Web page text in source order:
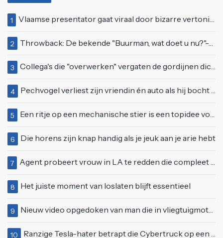
1 Vlaamse presentator gaat viraal door bizarre vertoning op live televisie: "Helemaal stijf van de bloem"
2 Throwback: De bekende "Buurman, wat doet u nu?"-scène uit Flodder met Tatjana Šimić
3 Collega's die "overwerken" vergaten de gordijnen dicht te doen
4 Pechvogel verliest zijn vriendin én auto als hij bocht te scherp neemt
5 Een ritje op een mechanische stier is een topidee voor een eerste date
6 Die horens zijn knap handig als je jeuk aan je arie hebt
7 Agent probeert vrouw in LA te redden die compleet van het padje is
8 Het juiste moment van loslaten blijft essentieel
9 Nieuw video opgedoken van man die in vliegtuigmotor springt op vliegveld Milaan
10 Ranzige Tesla-hater betrapt die Cybertruck op een 'speciale bruine coating' trakteert